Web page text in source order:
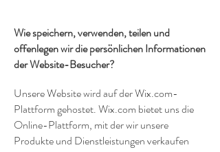
Wie speichern, verwenden, teilen und
offenlegen wir die persönlichen Informationen
der Website-Besucher?
Unsere Website wird auf der Wix.com-
Plattform gehostet. Wix.com bietet uns die
Online-Plattform, mit der wir unsere
Produkte und Dienstleistungen verkaufen